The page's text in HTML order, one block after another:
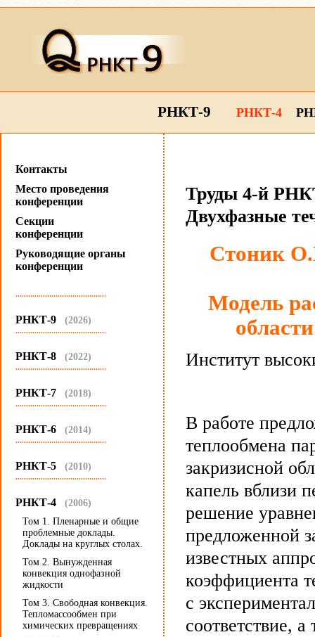
РНКТ-9 РНКТ-4
Контакты
Место проведения
конференции
Секции
конференции
Руководящие органы
конференции
...........................................
РНКТ-9 (2026)
...........................................
РНКТ-8 (2022)
...........................................
РНКТ-7 (2018)
...........................................
РНКТ-6 (2014)
...........................................
РНКТ-5 (2010)
...........................................
РНКТ-4 (2006)
Том 1. Пленарные и общие
проблемные доклады.
Доклады на круглых столах.
Том 2. Вынужденная
конвекция однофазной
жидкости
Том 3. Свободная конвекция.
Тепломассообмен при
химических превращениях
Труды 4-й
Двухфазные
Стоник
Модель
Институт
В работе
теплообмена
закризисной
капель вблизи
решение
предложенной
известных
коэффициента
с
соответствие,